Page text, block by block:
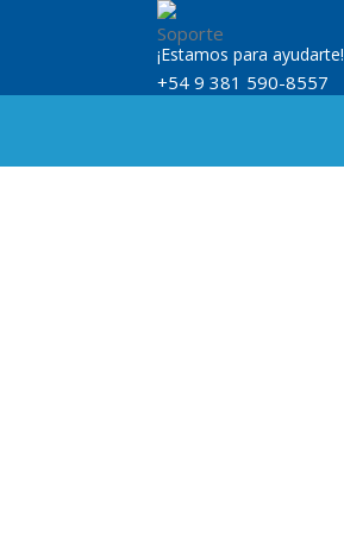
¡Estamos para ayudarte!
+54 9 381 590-8557